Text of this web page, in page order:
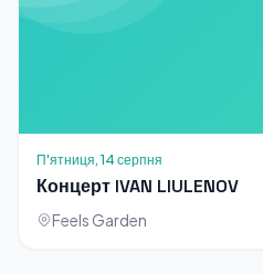
П'ятниця, 14 серпня
Концерт IVAN LIULENOV
Feels Garden